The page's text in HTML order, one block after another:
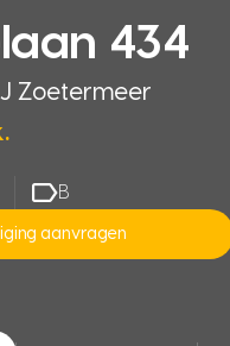
434
Zoetermeer
B
aanvragen